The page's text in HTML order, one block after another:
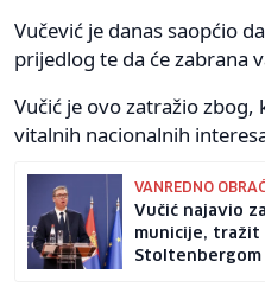
Vučević je danas saopćio
prijedlog te da će zabrana
Vučić je ovo zatražio
vitalnih nacionalnih
VANREDNO
Vučić najavio
municije, tražit
Stoltenbergom